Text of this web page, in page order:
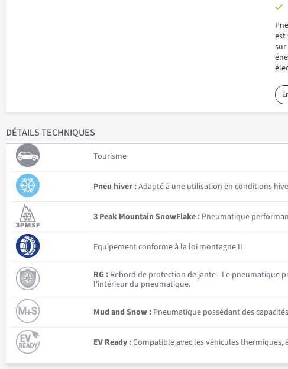
est
DÉTAILSTECHNIQUES
Tourisme
Pneu hiver :Adapté à une utilisation en conditions
3 Peak Mountain SnowFlake : Pneumatique
Equipement conforme à la loi montagne II
RG : Rebord de protection de jante - Le pneumatique
l'intérieur du pneumatique.
Mud and Snow : Pneumatique possédant des
EV Ready :Compatible avec les véhicules